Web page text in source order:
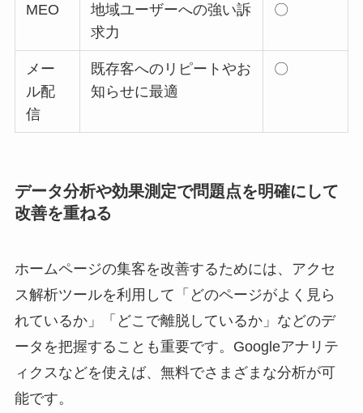
MEO
地域ユーザーへの強い訴
求力
〇
メー
ル配
信
既存客へのリピートやお
知らせに最適
〇
データ分析や効果測定で問題点を明確にして
改善を重ねる
ホームページの集客を改善するためには、アクセ
ス解析ツールを利用して「どのページがよく見ら
れているか」「どこで離脱しているか」などのデ
ータを把握することも重要です。Googleアナリテ
ィクスなどを使えば、無料でさまざまな分析が可
能です。